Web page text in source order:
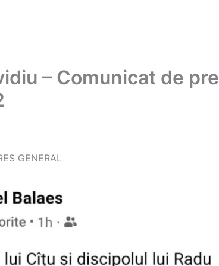
– Comunicat de
GENERAL